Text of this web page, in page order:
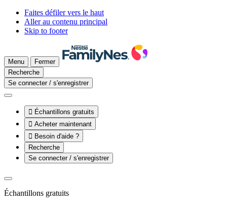
Faites défiler vers le haut
Aller au contenu principal
Skip to footer
Menu
Fermer
Recherche
Se connecter / s'enregistrer
 Échantillons gratuits
 Acheter maintenant
 Besoin d'aide ?
Recherche
Se connecter / s'enregistrer
Échantillons gratuits